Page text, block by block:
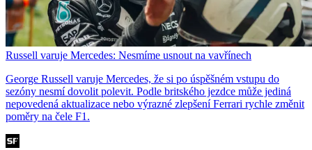
Russell varuje Mercedes: Nesmíme usnout na vavřínech
George Russell varuje Mercedes, že si po úspěšném vstupu do
sezóny nesmí dovolit polevit. Podle britského jezdce může jediná
nepovedená aktualizace nebo výrazné zlepšení Ferrari rychle změnit
poměry na čele F1.